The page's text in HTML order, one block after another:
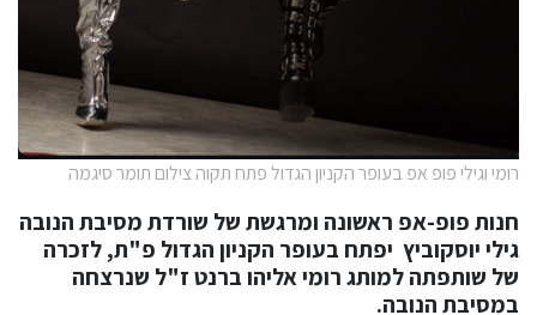
רומי וגילי פופ אפ בעופר הקניון הגדול פתח תקוה צילום תומר סיגמה
חנות פופ-אפ ראשונה ומרגשת של שורדת מסיבת הנובה
גילי יוסקוביץ יפתח בעופר הקניון הגדול פ"ת,לזכרה
של שותפתה למותגרומי אליהו ברנט ז"ל שנרצחה
במסיבת הנובה.